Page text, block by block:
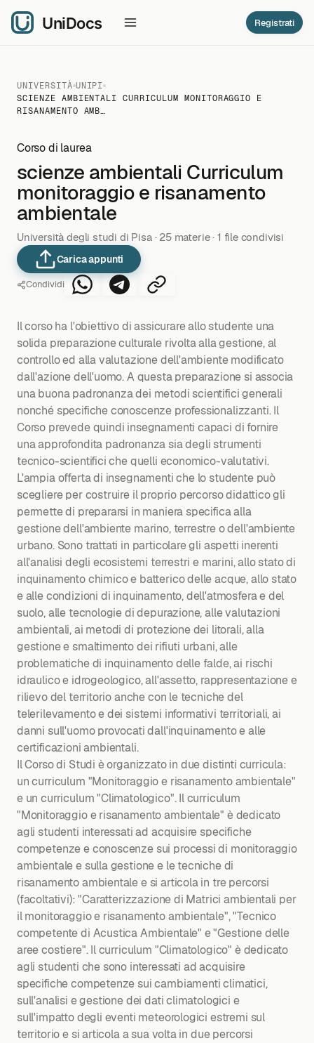
Registrati
UNIVERSITÀ UNIPI
SCIENZE AMBIENTALI CURRICULUM MONITORAGGIO E
RISANAMENTO AMB…
Corso di laurea
scienze ambientali Curriculum
monitoraggio e risanamento
ambientale
Università degli studi di Pisa · 25 materie · 1 file condivisi
Carica appunti
Condividi
Il corso ha l'obiettivo di assicurare allo studente una
solida preparazione culturale rivolta alla gestione, al
controllo ed alla valutazione dell'ambiente modificato
dall'azione dell'uomo. A questa preparazione si associa
una buona padronanza dei metodi scientifici generali
nonché specifiche conoscenze professionalizzanti. Il
Corso prevede quindi insegnamenti capaci di fornire
una approfondita padronanza sia degli strumenti
tecnico-scientifici che quelli economico-valutativi.
L'ampia offerta di insegnamenti che lo studente può
scegliere per costruire il proprio percorso didattico gli
permette di prepararsi in maniera specifica alla
gestione dell'ambiente marino, terrestre o dell'ambiente
urbano. Sono trattati in particolare gli aspetti inerenti
all'analisi degli ecosistemi terrestri e marini, allo stato di
inquinamento chimico e batterico delle acque, allo stato
e alle condizioni di inquinamento, dell'atmosfera e del
suolo, alle tecnologie di depurazione, alle valutazioni
ambientali, ai metodi di protezione dei litorali, alla
gestione e smaltimento dei rifiuti urbani, alle
problematiche di inquinamento delle falde, ai rischi
idraulico e idrogeologico, all'assetto, rappresentazione e
rilievo del territorio anche con le tecniche del
telerilevamento e dei sistemi informativi territoriali, ai
danni sull'uomo provocati dall'inquinamento e alle
certificazioni ambientali.
Il Corso di Studi è organizzato in due distinti curricula:
un curriculum "Monitoraggio e risanamento ambientale"
e un curriculum "Climatologico". Il curriculum
"Monitoraggio e risanamento ambientale" è dedicato
agli studenti interessati ad acquisire specifiche
competenze e conoscenze sui processi di monitoraggio
ambientale e sulla gestione e le tecniche di
risanamento ambientale e si articola in tre percorsi
(facoltativi): "Caratterizzazione di Matrici ambientali per
il monitoraggio e risanamento ambientale", "Tecnico
competente di Acustica Ambientale" e "Gestione delle
aree costiere". Il curriculum "Climatologico" è dedicato
agli studenti che sono interessati ad acquisire
specifiche competenze sui cambiamenti climatici,
sull'analisi e gestione dei dati climatologici e
sull'impatto degli eventi meteorologici estremi sul
territorio e si articola a sua volta in due percorsi